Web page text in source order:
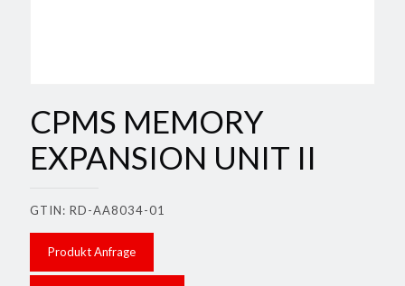
CPMS MEMORY
EXPANSION UNIT II
GTIN: RD-AA8034-01
Produkt Anfrage